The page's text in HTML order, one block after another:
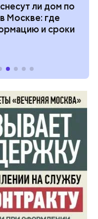
ли дом по
Москве: где
и сроки